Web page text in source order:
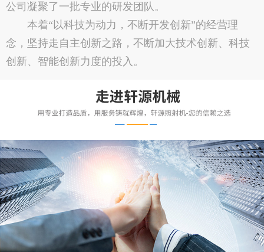
公司凝聚了一批专业的研发团队。
本着“以科技为动力，不断开发创新”的经营理
念，坚持走自主创新之路，不断加大技术创新、科技
创新、智能创新力度的投入。